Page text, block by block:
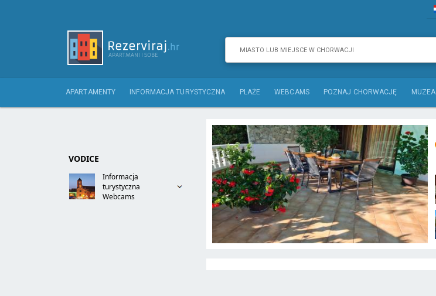
APARTAMENTY INFORMACJA TURYSTYCZNA PLAŻE WEBCAMS POZNAJ CHORWACJĘ MUZEA
VODICE
Informacja
turystyczna
Webcams